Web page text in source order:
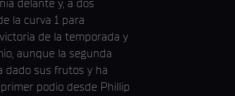
la curva 1 para
de la temporada y
aunque la segunda
dado sus frutos y ha
podio desde Phillip